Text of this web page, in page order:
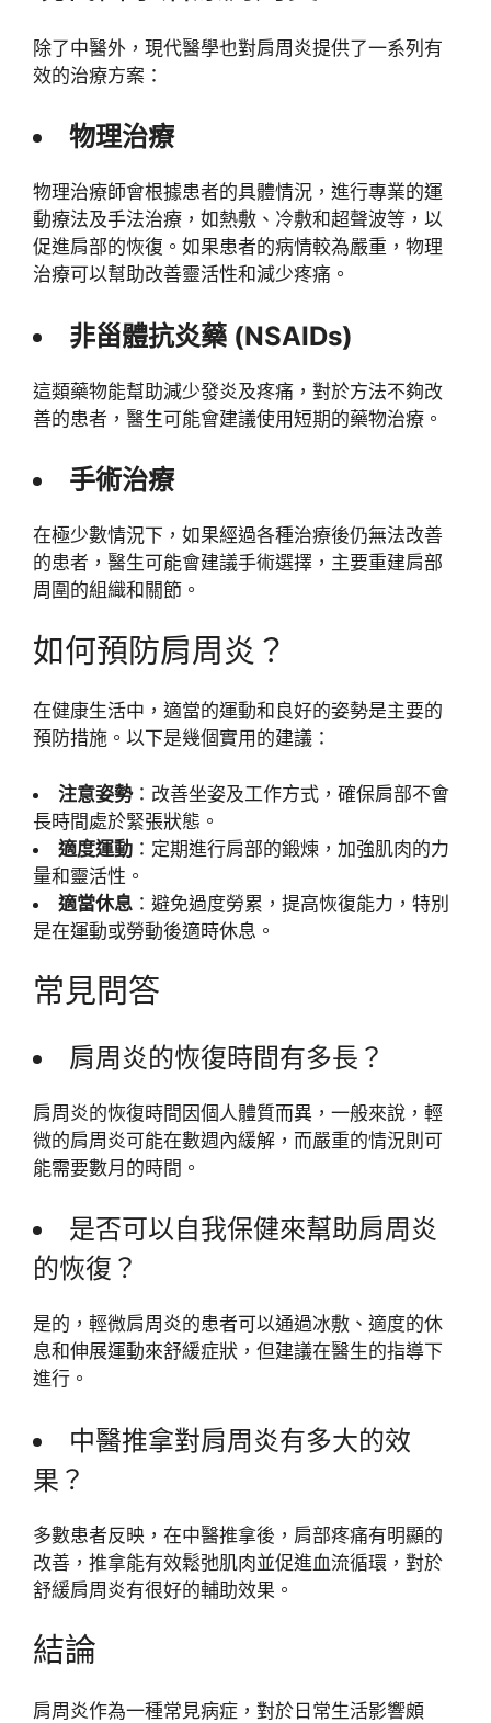
除了中醫外，現代醫學也對肩周炎提供了一系列有
效的治療方案：
物理治療
物理治療師會根據患者的具體情況，進行專業的運
動療法及手法治療，如熱敷、冷敷和超聲波等，以
促進肩部的恢復。如果患者的病情較為嚴重，物理
治療可以幫助改善靈活性和減少疼痛。
非甾體抗炎藥 (NSAIDs)
這類藥物能幫助減少發炎及疼痛，對於方法不夠改
善的患者，醫生可能會建議使用短期的藥物治療。
手術治療
在極少數情況下，如果經過各種治療後仍無法改善
的患者，醫生可能會建議手術選擇，主要重建肩部
周圍的組織和關節。
如何預防肩周炎？
在健康生活中，適當的運動和良好的姿勢是主要的
預防措施。以下是幾個實用的建議：
注意姿勢：改善坐姿及工作方式，確保肩部不會
長時間處於緊張狀態。
適度運動 ：定期進行肩部的鍛煉，加強肌肉的力
量和靈活性。
適當休息 ：避免過度勞累，提高恢復能力，特別
是在運動或勞動後適時休息。
常見問答
肩周炎的恢復時間有多長？
肩周炎的恢復時間因個人體質而異，一般來說，輕
微的肩周炎可能在數週內緩解，而嚴重的情況則可
能需要數月的時間。
是否可以自我保健來幫助肩周炎
的恢復？
是的，輕微肩周炎的患者可以通過冰敷、適度的休
息和伸展運動來舒緩症狀，但建議在醫生的指導下
進行。
中醫推拿對肩周炎有多大的效
果？
多數患者反映，在中醫推拿後，肩部疼痛有明顯的
改善，推拿能有效鬆弛肌肉並促進血流循環，對於
舒緩肩周炎有很好的輔助效果。
結論
肩周炎作為一種常見病症，對於日常生活影響頗